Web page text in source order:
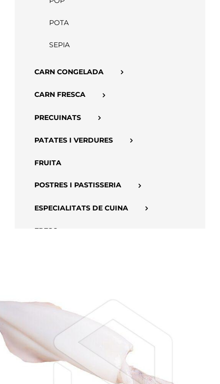
POTA
SEPIA
CARN CONGELADA
CARN FRESCA
PRECUINATS
PATATES I VERDURES
FRUITA
POSTRES I PASTISSERIA
ESPECIALITATS DE CUINA
FRESC